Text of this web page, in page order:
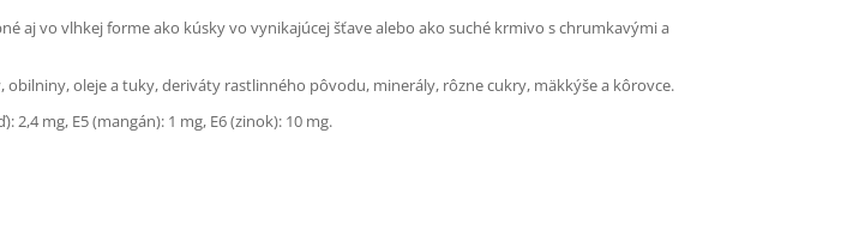
aj vo vlhkej forme ako kúsky vo vynikajúcej šťave alebo ako suché krmivo s chrumkavými a
oleje a tuky, deriváty rastlinného pôvodu, minerály, rôzne cukry, mäkkýše a kôrovce.
2,4 mg, E5 (mangán): 1 mg, E6 (zinok): 10 mg.